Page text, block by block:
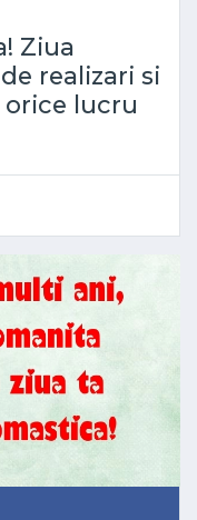
Ziua
realizari si
lucru